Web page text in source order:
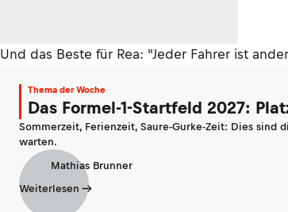
Und das Beste für Rea: "Jeder Fahrer ist
Thema der Woche
Das Formel-1-Startfeld 2027:
Sommerzeit, Ferienzeit, Saure-Gurke-Zeit: Dies
warten.
Mathias Brunner
Weiterlesen